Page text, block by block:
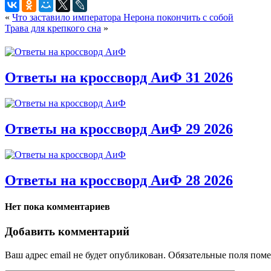
« Что заставило императора Нерона покончить с собой
Трава для крепкого сна »
Ответы на кроссворд АиФ 31 2026
Ответы на кроссворд АиФ 29 2026
Ответы на кроссворд АиФ 28 2026
Нет пока комментариев
Добавить комментарий
Ваш адрес email не будет опубликован. Обязательные поля